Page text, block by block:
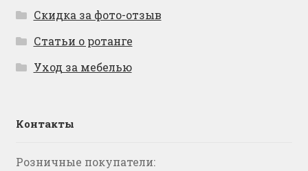
Скидка за фото-отзыв
Статьи о ротанге
Уход за мебелью
Контакты
Розничные покупатели: